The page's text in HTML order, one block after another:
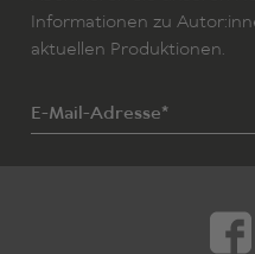
Informationen zu
aktuellen Produktionen.
E-Mail-Adresse*